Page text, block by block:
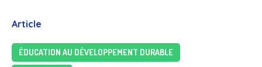
Article
ÉDUCATION AU DÉVELOPPEMENT DURABLE